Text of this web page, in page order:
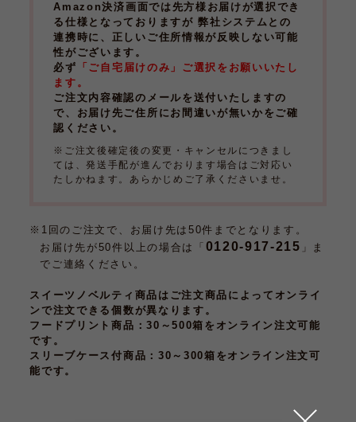
Amazon決済画面では先方様お届けが選択でき
る仕様となっておりますが 弊社システムとの
連携時に、正しいご住所情報が反映しない可能
性がございます。
必ず 「ご自宅届けのみ」ご選択をお願いいたし
ます。
ご注文内容確認のメールを送付いたしますの
で、お届け先ご住所にお間違いが無いかをご確
認ください。
※ご注文後確定後の変更・キャンセルにつきまし
ては、発送手配が進んでおります場合はご対応い
たしかねます。あらかじめご了承くださいませ。
※1回のご注文で、お届け先は50件までとなります。
お届け先が50件以上の場合は「 0120-917-215 」ま
でご連絡ください。
スイーツノベルティ商品はご注文商品によってオンライ
ンで注文できる個数が異なります。
フードプリント商品 ：30～500箱をオンライン注文可能
です。
スリーブケース付商品 ：30～300箱をオンライン注文可
能です。